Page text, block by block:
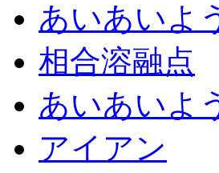
あいあいよ
相合溶融点
あいあいよ
アイアン